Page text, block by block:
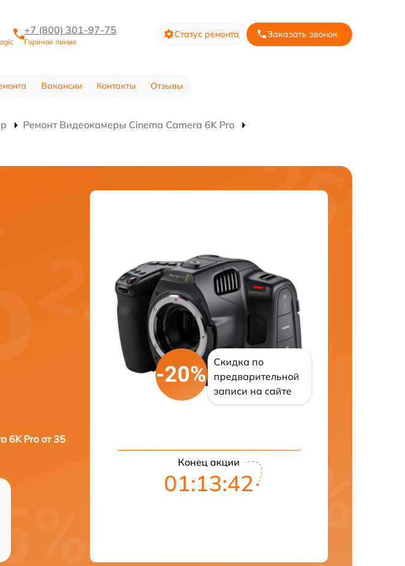
+7 (800) 301-97-75
Горячая линия
Статус ремонта Заказать звонок
Вакансии Контакты Отзывы
Ремонт Видеокамеры Cinema Camera 6K Pro
6K Pro от 35
-20%
Скидка по
предварительной
записи на сайте
Конец акции
01:13:41